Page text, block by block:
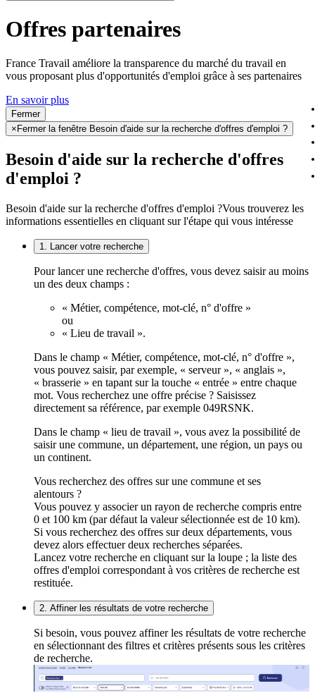
Offres partenaires
France Travail améliore la transparence du marché du travail en
vous proposant plus d'opportunités d'emploi grâce à ses partenaires
En savoir plus
Fermer
× Fermer la fenêtre Besoin d'aide sur la recherche d'offres d'emploi ?
Besoin d'aide sur la recherche d'offres
d'emploi ?
Besoin d'aide sur la recherche d'offres d'emploi ?Vous trouverez les
informations essentielles en cliquant sur l'étape qui vous intéresse
1. Lancer votre recherche
Pour lancer une recherche d'offres, vous devez saisir au moins
un des deux champs :
« Métier, compétence, mot-clé, n° d'offre »
ou
« Lieu de travail ».
Dans le champ « Métier, compétence, mot-clé, n° d'offre »,
vous pouvez saisir, par exemple, « serveur », « anglais »,
« brasserie » en tapant sur la touche « entrée » entre chaque
mot. Vous recherchez une offre précise ? Saisissez
directement sa référence, par exemple 049RSNK.
Dans le champ « lieu de travail », vous avez la possibilité de
saisir une commune, un département, une région, un pays ou
un continent.
Vous recherchez des offres sur une commune et ses
alentours ?
Vous pouvez y associer un rayon de recherche compris entre
0 et 100 km (par défaut la valeur sélectionnée est de 10 km).
Si vous recherchez des offres sur deux départements, vous
devez alors effectuer deux recherches séparées.
Lancez votre recherche en cliquant sur la loupe ; la liste des
offres d'emploi correspondant à vos critères de recherche est
restituée.
2. Affiner les résultats de votre recherche
Si besoin, vous pouvez affiner les résultats de votre recherche
en sélectionnant des filtres et critères présents sous les critères
de recherche.